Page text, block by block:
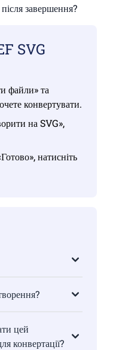
завершення?
SVG
файли» та
конвертувати.
на SVG»,
натисніть
цей
конвертації?